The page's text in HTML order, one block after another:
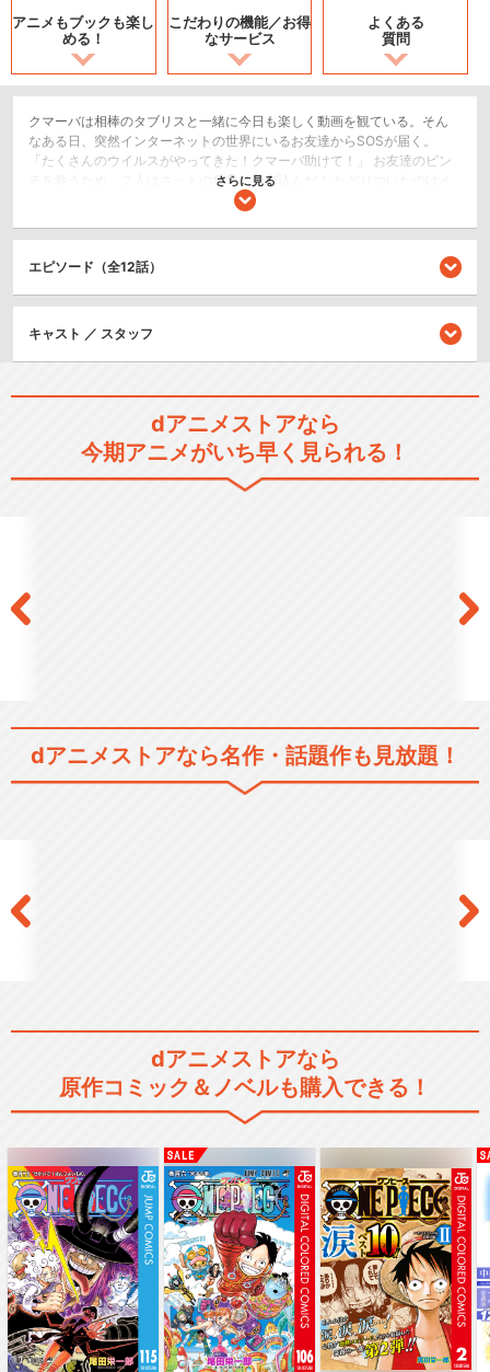
アニメもブックも楽し
める！
こだわりの機能／お得
なサービス
よくある
質問
クマーバは相棒のタブリスと一緒に今日も楽しく動画を観ている。そん
なある日、突然インターネットの世界にいるお友達からSOSが届く。
「たくさんのウイルスがやってきた！クマーバ助けて！」 お友達のピン
チを救うため、２人はネットの世界に飛び込んだ！ たどりついたのはイ
ンターネットの裏側。そこではウイルスが人格を持った悪魔・バグリン
リンに立ち向かい、世界を平和にすることができるのか？ ワクワク・ド
キドキのアクションコメディをお届けします。
イニミニマニモ
ーズン3
さらに見る
エピソード（全12話）
キャスト ／ スタッフ
dアニメストアなら
今期アニメがいち早く見られる！
dアニメストアなら名作・話題作も見放題！
dアニメストアなら
原作コミック＆ノベルも購入できる！